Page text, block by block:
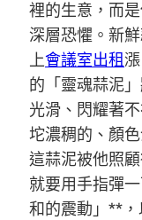
裡的生意，而
深層恐懼。新
上會議室出租
的「靈魂蒜泥
光滑、閃耀著
坨濃稠的、顏
這蒜泥被他照
就要用手指彈
和的震動」**